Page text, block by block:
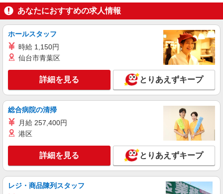
は勤続5年目までの方はさらに時給＋50円（再入社
者は除く）
キープ 詳細を見る
正社員
SOMPOケア ラヴィーレ鷺ノ宮/5008aa1
【介護福祉士】 月給：305,300円 年収例：410
ます。 ・職務手当 ・特別職務手当 ・特別地域手
当 ・（東京都）居住支援特別手当 ・働きがい向上
手当 ・特別夜勤手当 ・日祝手当（月平均2回分）
・夜勤手当（月平均5回分） ※居住支援特別手当
は勤続5年目までの方はさらに1万円支給（再入社
業時は別途時間外手当支給（超過1分〜）
東京都練馬区中村南3丁目23-11
キープ 詳細を見る
SOMPOケア 桜台 デイサービス/3058ja1
介護スタッフ
【実務者研修】 月給：237,500円 年収例：325
万円〜 【初任者研修・無資格】 月給：227,800円
あなたにおすすめの求人情報
ホールスタッフ
時給 1,150円
仙台市青葉区
詳細を見る とりあえずキープ
総合病院の清掃
月給 257,400円
港区
詳細を見る とりあえずキープ
レジ・商品陳列スタッフ